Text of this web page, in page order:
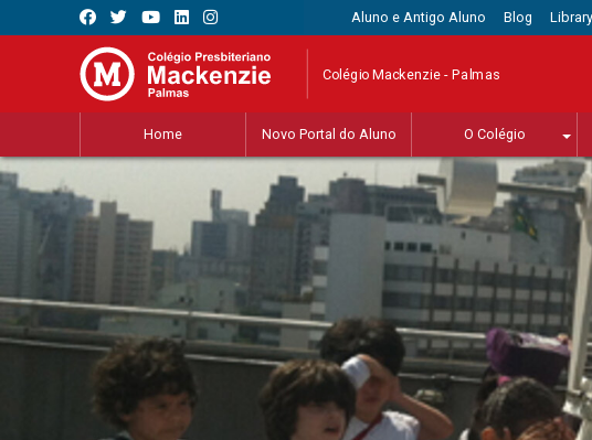
Aluno e Antigo Aluno Blog Library
Colégio Mackenzie - Palmas
Home Novo Portal do Aluno O Colégio